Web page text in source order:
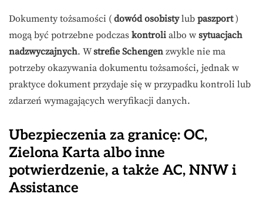
Dokumenty tożsamości ( dowód osobistylub paszport)
mogą być potrzebne podczas kontroli albo w sytuacjach
nadzwyczajnych. Wstrefie Schengen zwykle nie ma
potrzeby okazywania dokumentu tożsamości, jednak w
praktyce dokument przydaje się w przypadku kontroli lub
zdarzeń wymagających weryfikacji danych.
Ubezpieczenia za granicę: OC,
Zielona Karta albo inne
potwierdzenie, a także AC, NNW i
Assistance